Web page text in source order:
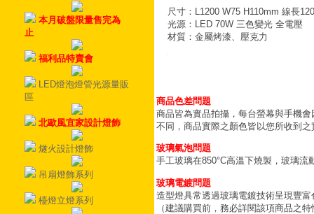
本月破盤限量售完為
止
福利品特賣會
LED燈泡燈管光源量販
區
北歐風宜家設計燈飾
燧火設計燈飾
吊扇燈飾系列
檯燈立燈系列
尺寸：L1200 W75 H110mm 線長
光源：LED 70W 三色變光 全電壓
材質：金屬烤漆、壓克力
商品色差問題
商品皆為實品拍攝，每台螢幕與手機
不同，商品實際之顏色皆以您所收到之
玻璃氣泡問題
手工玻璃在850°C高溫下燒製，玻璃
玻璃電鍍問題
造型燈具常透過玻璃電鍍技術呈現豐
（建議購買前，務必詳閱該項商品之